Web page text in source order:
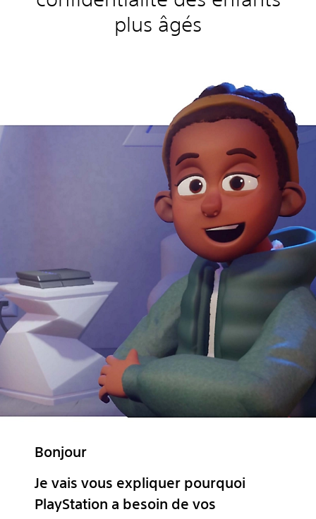
plus âgés
Bonjour
Je vais vous expliquer pourquoi
PlayStation a besoin de vos